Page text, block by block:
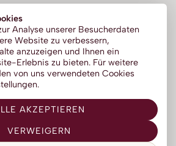
Analyse unserer Besucherdaten
Website zu verbessern,
anzuzeigen und Ihnen ein
Erlebnis zu bieten. Für weitere
von uns verwendeten Cookies
AKZEPTIEREN
VERWEIGERN